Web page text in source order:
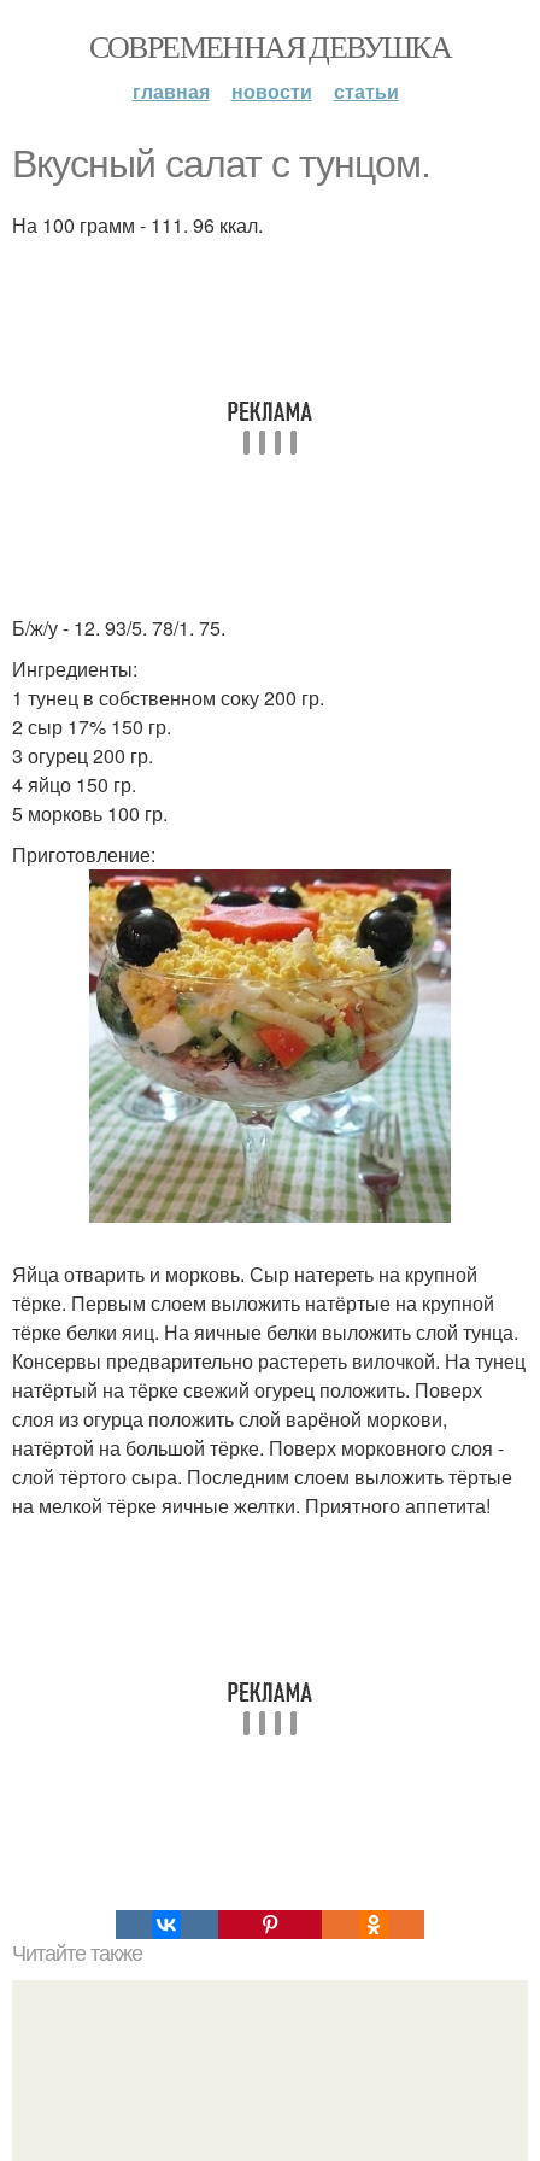
СОВРЕМЕННАЯ ДЕВУШКА
главная новости статьи
Вкусный салат с тунцом.
На 100 грамм - 111. 96 ккал.
Б/ж/у - 12. 93/5. 78/1. 75.
Ингредиенты:
1 тунец в собственном соку 200 гр.
2 сыр 17% 150 гр.
3 огурец 200 гр.
4 яйцо 150 гр.
5 морковь 100 гр.
Приготовление:
Яйца отварить и морковь. Сыр натереть на крупной
тёрке. Первым слоем выложить натёртые на крупной
тёрке белки яиц. На яичные белки выложить слой тунца.
Консервы предварительно растереть вилочкой. На тунец
натёртый на тёрке свежий огурец положить. Поверх
слоя из огурца положить слой варёной моркови,
натёртой на большой тёрке. Поверх морковного слоя -
слой тёртого сыра. Последним слоем выложить тёртые
на мелкой тёрке яичные желтки. Приятного аппетита!
Читайте также